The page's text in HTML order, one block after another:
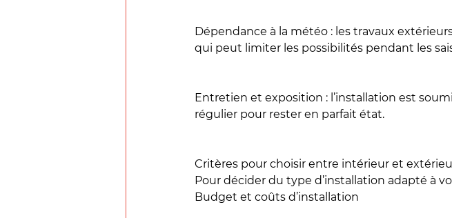
Dépendance à la météo : les travaux
qui peut limiter les possibilités pendant les
Entretien et exposition : l’installation est
régulier pour rester en parfait état.
Critères pour choisir entre intérieur et
Pour décider du type d’installation adapté à
Budget et coûts d’installation